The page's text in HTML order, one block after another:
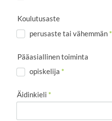
Koulutusaste
perusaste tai vähemmän*
Pääasiallinen toiminta
opiskelija *
Äidinkieli *